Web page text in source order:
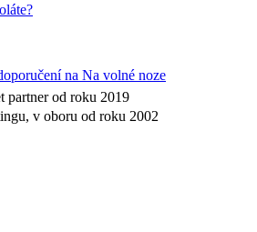
na Na volné noze
partner od roku 2019
v oboru od roku 2002